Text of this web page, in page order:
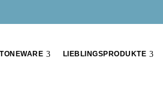
LIEBLINGSPRODUKTE